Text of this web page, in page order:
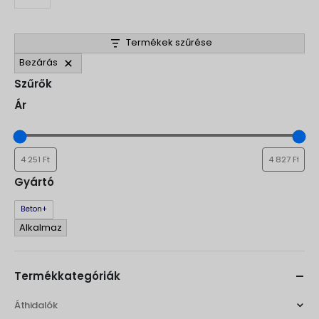
Termékek szűrése
Bezárás
Szűrők
Ár
Gyártó
Gyártó
Beton+
Alkalmaz
Termékkategóriák
Áthidalók